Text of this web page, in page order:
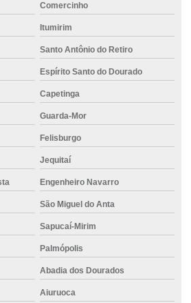
Comercinho
Itumirim
Santo Antônio do Retiro
Espírito Santo do Dourado
Capetinga
Guarda-Mor
Felisburgo
Jequitaí
Engenheiro Navarro
São Miguel do Anta
Sapucaí-Mirim
Palmópolis
Abadia dos Dourados
Aiuruoca